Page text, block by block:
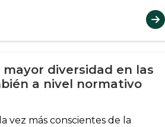
diversidad en las
a nivel normativo
vez más conscientes de la